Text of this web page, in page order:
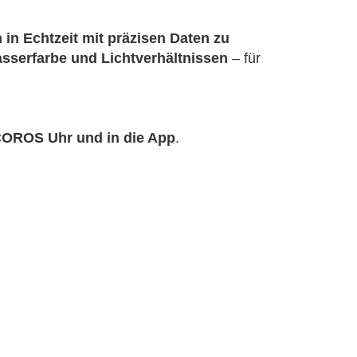
Echtzeit mit präzisen Daten zu
und Lichtverhältnissen – für
Uhr und in die App.